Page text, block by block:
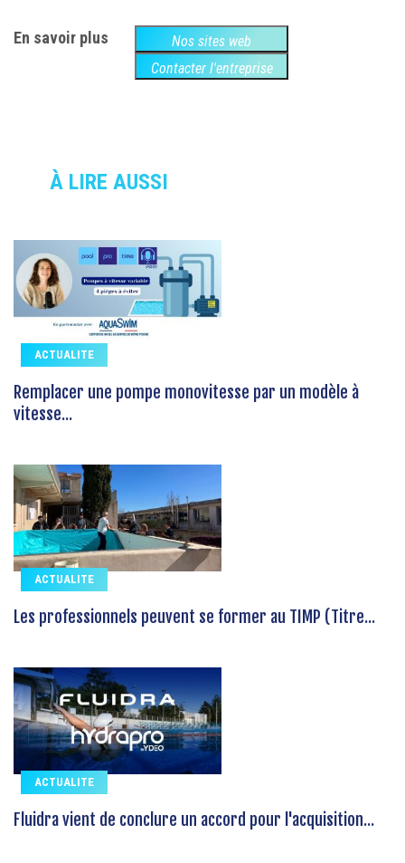
En savoir plus
Nos sites web
Contacter l'entreprise
À LIRE AUSSI
ACTUALITE
Remplacer une pompe monovitesse par un modèle à
vitesse...
ACTUALITE
Les professionnels peuvent se former au TIMP (Titre...
ACTUALITE
Fluidra vient de conclure un accord pour l'acquisition...